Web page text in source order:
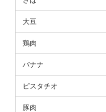
大豆
鶏肉
バナナ
ピスタチオ
豚肉